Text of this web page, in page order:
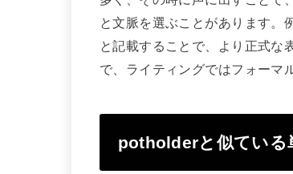
と文脈を選ぶことがあります。
と記載することで、より正式な
で、ライティングではフォーマ
potholderと似ている